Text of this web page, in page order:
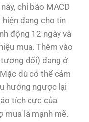
chỉ báo MACD
đang cho tín
động 12 ngày và
mua. Thêm vào
đối) đang ở
dù có thể cảm
hướng ngược lại
tích cực của
mua là mạnh mẽ.